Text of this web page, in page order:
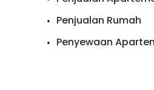
Penjualan Rumah
Penyewaan